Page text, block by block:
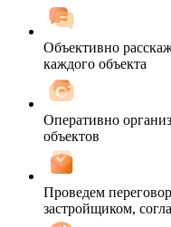
Объективно
каждого объекта
Оперативно
объектов
Проведем
застройщиком,